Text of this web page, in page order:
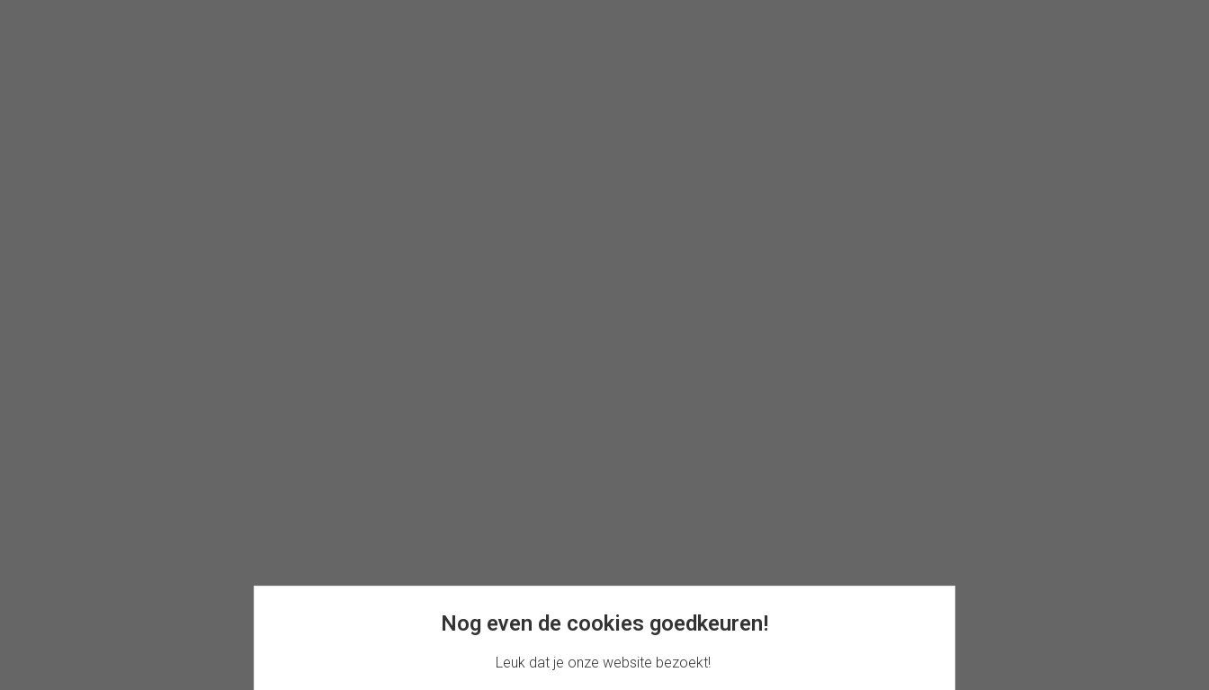
Nog even de cookies goedkeuren!
Leuk dat je onze website bezoekt!